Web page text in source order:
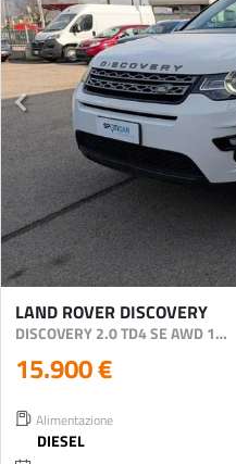
LAND ROVER DISCOVERY
DISCOVERY 2.0 TD4 SE AWD 150CV AUTO
15.900 €
Alimentazione
DIESEL